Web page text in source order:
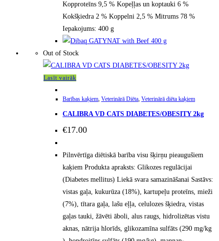
Kopproteīns 9,5 % Kopeļļas un koptauki 6 %
Kokšķiedra 2 % Koppelni 2,5 % Mitrums 78 %
Iepakojums: 400 g
Out of Stock
Lasīt vairāk
Barības kaķiem, Veterinārā Diēta, Veterinārā diēta kaķiem
CALIBRA VD CATS DIABETES/OBESITY 2kg
€17.00
Pilnvērtīga diētiskā barība visu šķirņu pieaugušiem
kaķiem Produkta apraksts: Glikozes regulācijai
(Diabetes mellitus) Liekā svara samazināšanai Sastāvs:
vistas gaļa, kukurūza (18%), kartupeļu proteīns, mieži
(7%), tītara gaļa, lašu eļļa, celulozes šķiedra, vistas
gaļas tauki, žāvēti āboli, alus raugs, hidrolizētas vistu
aknas, nātrija hlorīds, glikozamīna sulfāts (290 mg/kg